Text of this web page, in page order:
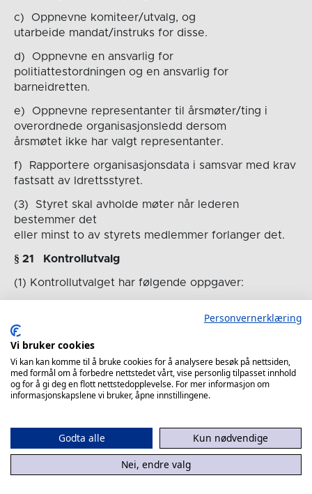
c) Oppnevne komiteer/utvalg, og
utarbeide mandat/instruks for disse.
d) Oppnevne en ansvarlig for
politiattestordningen og en ansvarlig for
barneidretten.
e) Oppnevne representanter til årsmøter/ting i
overordnede organisasjonsledd dersom
årsmøtet ikke har valgt representanter.
f) Rapportere organisasjonsdata i samsvar med krav
fastsatt av Idrettsstyret.
(3) Styret skal avholde møter når lederen
bestemmer det
eller minst to av styrets medlemmer forlanger det.
§ 21 Kontrollutvalg
(1) Kontrollutvalget har følgende oppgaver:
organisasjonsledds regelverk og vedtak.
b) Ha et særlig fokus på at idrettslaget har
forsvarlig forvaltning og økonomistyring, at
dets midler benyttes i samsvar med lover, vedtak,
c) Forelegges alle forslag til vedtak som skal
behandles på årsmøtet, og avgi en uttalelse til
de saker som ligger innenfor sitt arbeidsområde.
Personvernerklæring
Vi bruker cookies
Vi kan kan komme til å bruke cookies for å analysere besøk på nettsiden,
med formål om å forbedre nettstedet vårt, vise personlig tilpasset innhold
og for å gi deg en flott nettstedopplevelse. For mer informasjon om
informasjonskapslene vi bruker, åpne innstillingene.
Godta alle
Kun nødvendige
Nei, endre valg